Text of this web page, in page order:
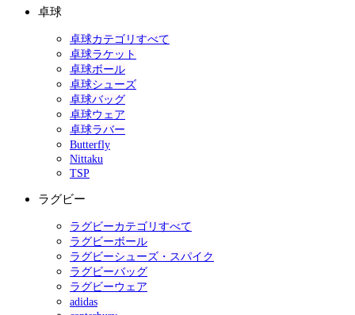
卓球
卓球カテゴリすべて
卓球ラケット
卓球ボール
卓球シューズ
卓球バッグ
卓球ウェア
卓球ラバー
Butterfly
Nittaku
TSP
ラグビー
ラグビーカテゴリすべて
ラグビーボール
ラグビーシューズ・スパイク
ラグビーバッグ
ラグビーウェア
adidas